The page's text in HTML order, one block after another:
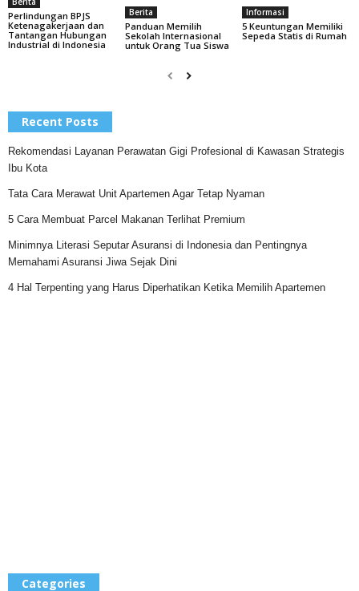
Perlindungan BPJS
Ketenagakerjaan dan
Tantangan Hubungan
Industrial di Indonesia
Berita
Panduan Memilih
Sekolah Internasional
untuk Orang Tua Siswa
Informasi
5 Keuntungan Memiliki
Sepeda Statis di Rumah
Recent Posts
Rekomendasi Layanan Perawatan Gigi Profesional di Kawasan Strategis
Ibu Kota
Tata Cara Merawat Unit Apartemen Agar Tetap Nyaman
5 Cara Membuat Parcel Makanan Terlihat Premium
Minimnya Literasi Seputar Asuransi di Indonesia dan Pentingnya
Memahami Asuransi Jiwa Sejak Dini
4 Hal Terpenting yang Harus Diperhatikan Ketika Memilih Apartemen
Categories